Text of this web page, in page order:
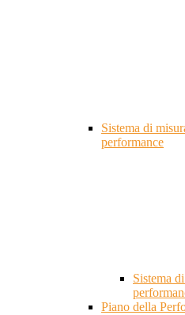
Sistema di
performance
Sistema
Piano della